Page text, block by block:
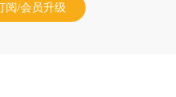
阅/会员升级